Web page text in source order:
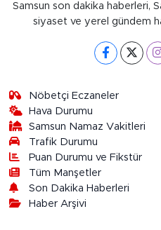
Samsun son dakika haberleri,
siyaset ve yerel gündem
Nöbetçi Eczaneler
Hava Durumu
Samsun Namaz Vakitleri
Trafik Durumu
Puan Durumu ve Fikstür
Tüm Manşetler
Son Dakika Haberleri
Haber Arşivi